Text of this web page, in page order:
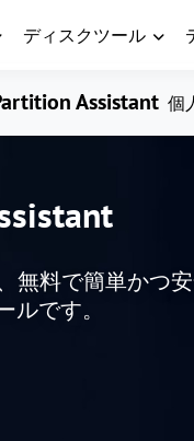
ディスクツール
Assistant 個
無料で簡単かつ
です。